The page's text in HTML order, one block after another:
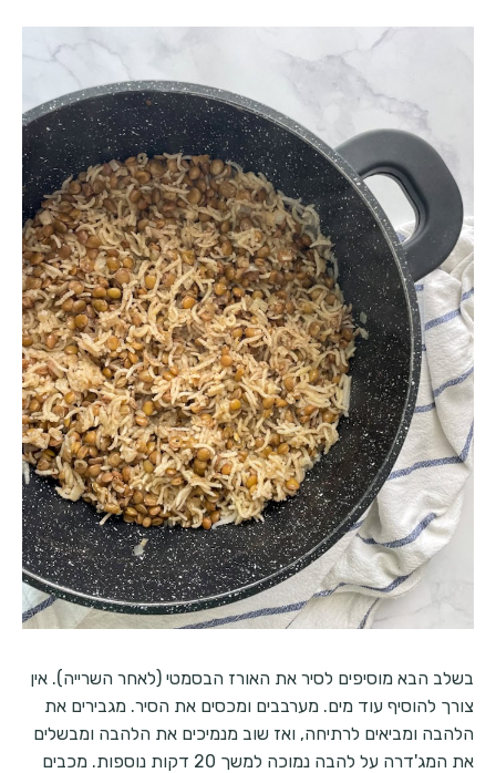
בשלב הבא מוסיפים לסיר את האורז הבסמטי (לאחר השרייה). אין
צורך להוסיף עוד מים. מערבבים ומכסים את הסיר. מגבירים את
הלהבה ומביאים לרתיחה, ואז שוב מנמיכים את הלהבה ומבשלים
את המג'דרה על להבה נמוכה למשך 20 דקות נוספות. מכבים